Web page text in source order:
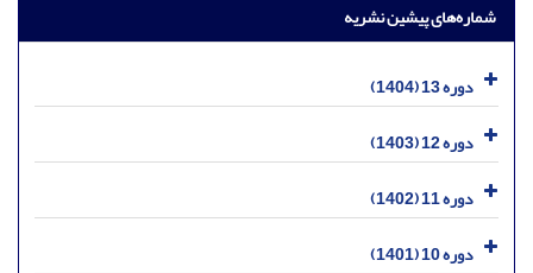
شماره‌های پیشین نشریه
دوره 13 (1404)
دوره 12 (1403)
دوره 11 (1402)
دوره 10 (1401)